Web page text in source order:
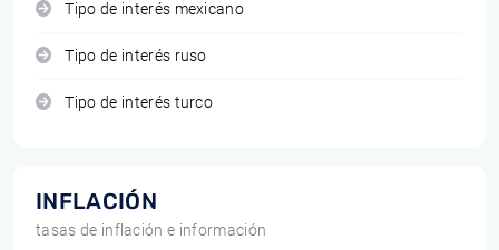
Tipo de interés mexicano
Tipo de interés ruso
Tipo de interés turco
INFLACIÓN
tasas de inflación e información